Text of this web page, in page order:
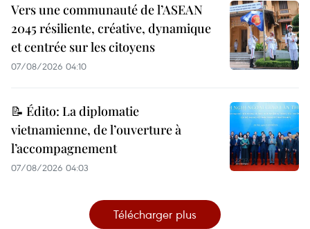
Vers une communauté de l’ASEAN
2045 résiliente, créative, dynamique
et centrée sur les citoyens
07/08/2026 04:10
📝 Édito: La diplomatie
vietnamienne, de l’ouverture à
l’accompagnement
07/08/2026 04:03
Télécharger plus